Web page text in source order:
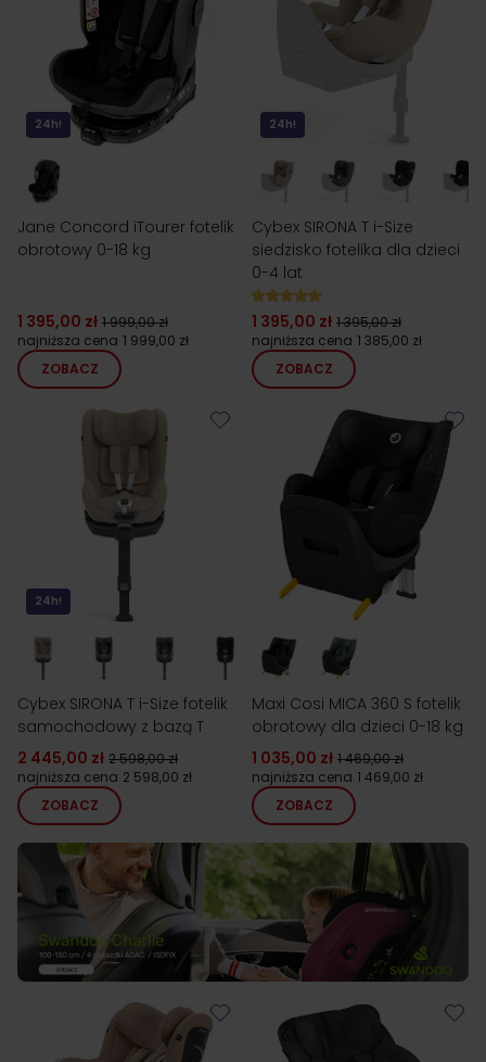
24h!
Jane Concord iTourer fotelik
obrotowy 0-18 kg
1 395,00 zł 1 999,00 zł
najniższa cena 1 999,00 zł
ZOBACZ
24h!
Cybex SIRONA T i-Size
siedzisko fotelika dla dzieci
0-4 lat
1 395,00 zł 1 395,00 zł
najniższa cena 1 385,00 zł
ZOBACZ
24h!
Cybex SIRONA T i-Size fotelik
samochodowy z bazą T
2 445,00 zł 2 598,00 zł
najniższa cena 2 598,00 zł
ZOBACZ
Maxi Cosi MICA 360 S fotelik
obrotowy dla dzieci 0-18 kg
1 035,00 zł 1 469,00 zł
najniższa cena 1 469,00 zł
ZOBACZ